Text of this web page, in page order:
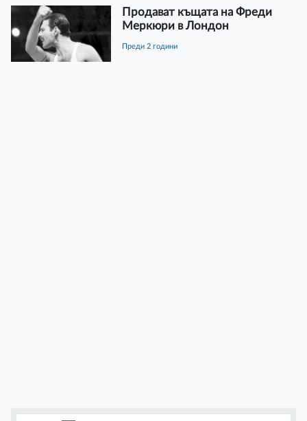
Продават къщата на Фреди
Меркюри в Лондон
преди 2 години